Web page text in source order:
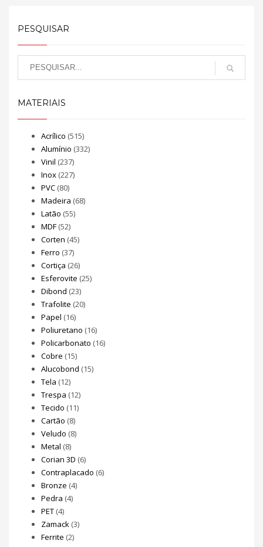
PESQUISAR
MATERIAIS
Acrílico (515)
Alumínio (332)
Vinil (237)
Inox (227)
PVC (80)
Madeira (68)
Latão (55)
MDF (52)
Corten (45)
Ferro (37)
Cortiça (26)
Esferovite (25)
Dibond (23)
Trafolite (20)
Papel (16)
Poliuretano (16)
Policarbonato (16)
Cobre (15)
Alucobond (15)
Tela (12)
Trespa (12)
Tecido (11)
Cartão (8)
Veludo (8)
Metal (8)
Corian 3D (6)
Contraplacado (6)
Bronze (4)
Pedra (4)
PET (4)
Zamack (3)
Ferrite (2)